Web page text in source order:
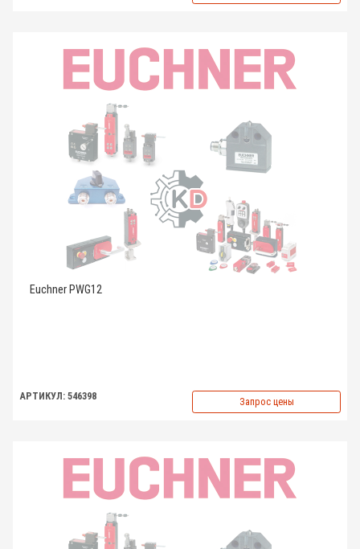
Euchner PWG12
АРТИКУЛ: 546398 Запрос цены